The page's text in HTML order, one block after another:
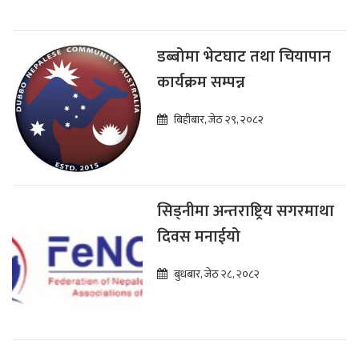
डब्बोमा भेटघाट तथा चियापान
कार्यक्रम सम्पन्न
बिहीबार, जेठ २९, २०८२
सिड्नीमा अन्तराष्ट्रिय सगरमाथा
दिवस मनाईयो
बुधबार, जेठ २८, २०८२